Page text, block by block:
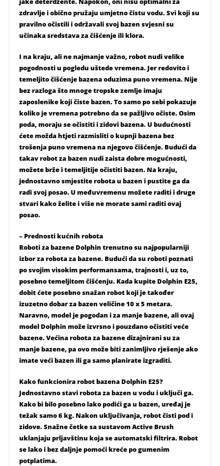
zdravlje i obično pružaju umjetno čistu vodu. Svi koji su
pravilno očistili i održavali svoj bazen svjesni su
učinaka sredstava za čišćenje ili klora.
I na kraju, ali ne najmanje važno, robot nudi velike
pogodnosti u pogledu uštede vremena. Jer redovito i
temeljito čišćenje bazena oduzima puno vremena. Nije
bez razloga što mnoge tropske zemlje imaju
zaposlenike koji čiste bazen. To samo po sebi pokazuje
koliko je vremena potrebno da se pažljivo očiste. Osim
poda, moraju se očistiti i zidovi bazena. U budućnosti
ćete možda htjeti razmisliti o kupnji bazena bez
trošenja puno vremena na njegovo čišćenje. Budući da
takav robot za bazen nudi zaista dobre mogućnosti,
možete brže i temeljitije očistiti bazen. Na kraju,
jednostavno smjestite robota u bazen i pustite ga da
radi svoj posao. U međuvremenu možete raditi i druge
stvari kako želite i više ne morate sami raditi ovaj
posao.
– Prednosti kućnih robota
Roboti za bazene Dolphin trenutno su najpopularniji
izbor za robota za bazene. Budući da su roboti poznati
po svojim visokim performansama, trajnosti i, uz to,
posebno temeljitom čišćenju. Kada kupite Dolphin E25,
dobit ćete posebno snažan robot koji je također
izuzetno dobar za bazen veličine 10 x 5 metara.
Naravno, model je pogodan i za manje bazene, ali ovaj
model Dolphin može izvrsno i pouzdano očistiti veće
bazene. Većina robota za bazene dizajnirani su za
manje bazene, pa ovo može biti zanimljivo rješenje ako
imate veći bazen ili ga samo planirate izgraditi.
Kako funkcionira robot bazena Dolphin E25?
Jednostavno stavi robota za bazen u vodu i uključi ga.
Kako bi bilo posebno lako podići ga u bazen, uređaj je
težak samo 6 kg. Nakon uključivanja, robot čisti pod i
zidove. Snažne četke sa sustavom Active Brush
uklanjaju prljavštinu koja se automatski filtrira. Robot
se lako i bez daljnje pomoći kreće po gumenim
potplatima.